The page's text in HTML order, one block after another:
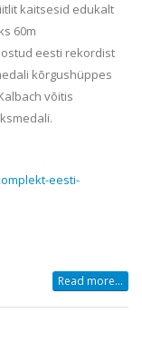
kaitsesid edukalt
60m
eesti rekordist
kõrgushüppes
võitis
eesti-
Read more...